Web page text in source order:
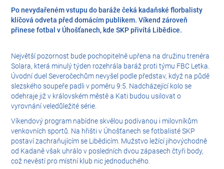
Po nevydařeném vstupu do baráže čeká kadaňské florbalisty
klíčová odveta před domácím publikem. Víkend zároveň
přinese fotbal v Úhošťanech, kde SKP přivítá Libědice.
Největší pozornost bude pochopitelně upřena na družinu trenéra
Solara, která minulý týden rozehrála baráž proti týmu FBC Letka.
Úvodní duel Severočechům nevyšel podle představ, když na půdě
slezského soupeře padli v poměru 9:5. Nadcházející kolo se
odehraje již v královském městě a Kati budou usilovat o
vyrovnání veledůležité série.
Víkendový program nabídne skvělou podívanou i milovníkům
venkovních sportů. Na hřišti v Úhošťanech se fotbalisté SKP
postaví zachraňujícím se Libědicím. Mužstvo ležící jihovýchodně
od Kadaně však uhrálo v posledních dvou zápasech čtyři body,
což nevěstí pro místní klub nic jednoduchého.